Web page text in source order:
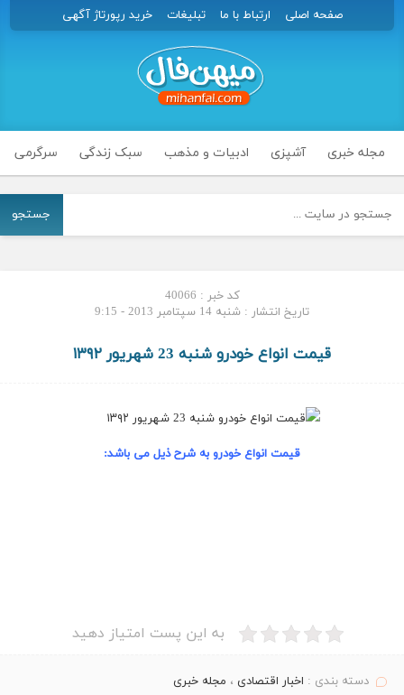
صفحه اصلی ارتباط با ما تبلیغات خرید رپورتاژ آگهی
مجله خبری آشپزی ادبیات و مذهب سبک زندگی سرگرمی
جستجو
کد خبر : 40066
تاریخ انتشار : شنبه 14 سپتامبر 2013 - 9:15
قیمت انواع خودرو شنبه 23 شهریور ۱۳۹۲
قیمت انواع خودرو به شرح ذیل می باشد:
به این پست امتیاز دهید
دسته بندی : اخبار اقتصادی ، مجله خبری